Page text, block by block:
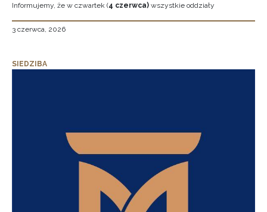
Informujemy, że w czwartek (4 czerwca) wszystkie oddziały
3 czerwca, 2026
SIEDZIBA